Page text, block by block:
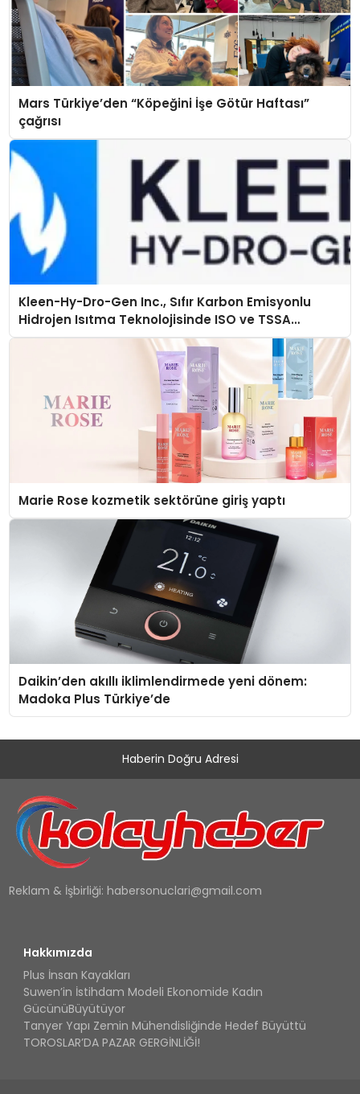
Mars Türkiye’den “Köpeğini İşe Götür Haftası”
çağrısı
Kleen-Hy-Dro-Gen Inc., Sıfır Karbon Emisyonlu
Hidrojen Isıtma Teknolojisinde ISO ve TSSA
Düzenleyici Onaylarını Aldı
Marie Rose kozmetik sektörüne giriş yaptı
Daikin’den akıllı iklimlendirmede yeni dönem:
Madoka Plus Türkiye’de
Haberin Doğru Adresi
Reklam & İşbirliği: habersonuclari@gmail.com
Hakkımızda
Plus İnsan Kayakları
Suwen’in İstihdam Modeli Ekonomide Kadın
GücünüBüyütüyor
Tanyer Yapı Zemin Mühendisliğinde Hedef Büyüttü
TOROSLAR’DA PAZAR GERGİNLİĞİ!